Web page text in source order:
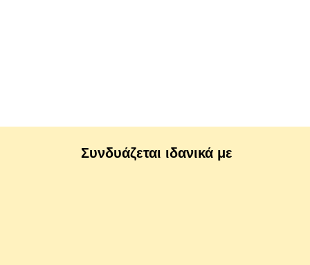
Συνδυάζεται ιδανικά με